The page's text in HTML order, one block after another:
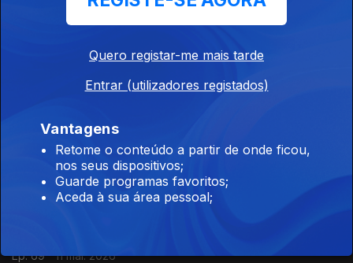
Filomeno Sambu
Ep. 70
13 mai. 2026
Expresso das ilhas - Cabo Verde,
André Amaral
Ep. 69
11 mai. 2026
Quero registar-me mais tarde
Entrar (utilizadores registados)
Vantagens
Retome o conteúdo a partir de onde ficou,
nos seus dispositivos;
Guarde programas favoritos;
Aceda à sua área pessoal;